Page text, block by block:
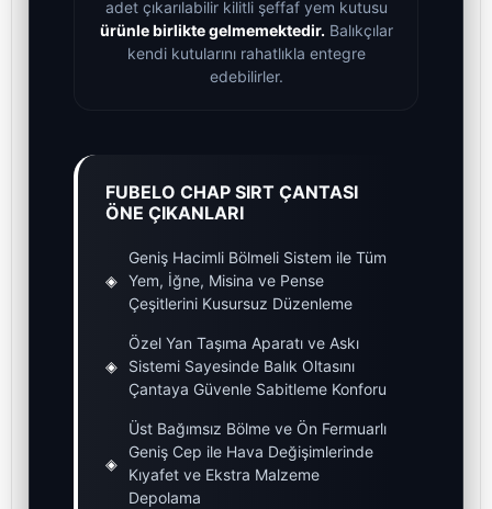
adet çıkarılabilir kilitli şeffaf yem kutusu
ürünle birlikte gelmemektedir. Balıkçılar
kendi kutularını rahatlıkla entegre
edebilirler.
FUBELO CHAP SIRT ÇANTASI
ÖNE ÇIKANLARI
◈
Geniş Hacimli Bölmeli Sistem ile Tüm
Yem, İğne, Misina ve Pense
Çeşitlerini Kusursuz Düzenleme
◈
Özel Yan Taşıma Aparatı ve Askı
Sistemi Sayesinde Balık Oltasını
Çantaya Güvenle Sabitleme Konforu
◈
Üst Bağımsız Bölme ve Ön Fermuarlı
Geniş Cep ile Hava Değişimlerinde
Kıyafet ve Ekstra Malzeme
Depolama